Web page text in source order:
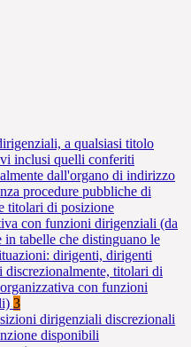
a qualsiasi titolo
inclusi quelli conferiti
dall'organo di indirizzo
procedure pubbliche di
titolari di posizione
con funzioni dirigenziali (da
in tabelle che distinguano le
dirigenti, dirigenti
discrezionalmente, titolari di
con funzioni
3
dirigenziali discrezionali
disponibili